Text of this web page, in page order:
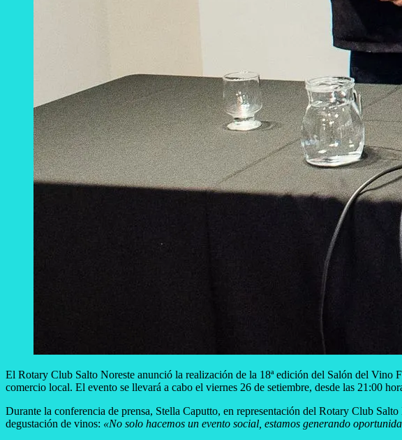
El Rotary Club Salto Noreste anunció la realización de la 18ª edición del Salón del Vino
comercio local. El evento se llevará a cabo el viernes 26 de setiembre, desde las 21:00
Durante la conferencia de prensa, Stella Caputto, en representación del Rotary Club
degustación de vinos: «No solo hacemos un evento social, estamos generando